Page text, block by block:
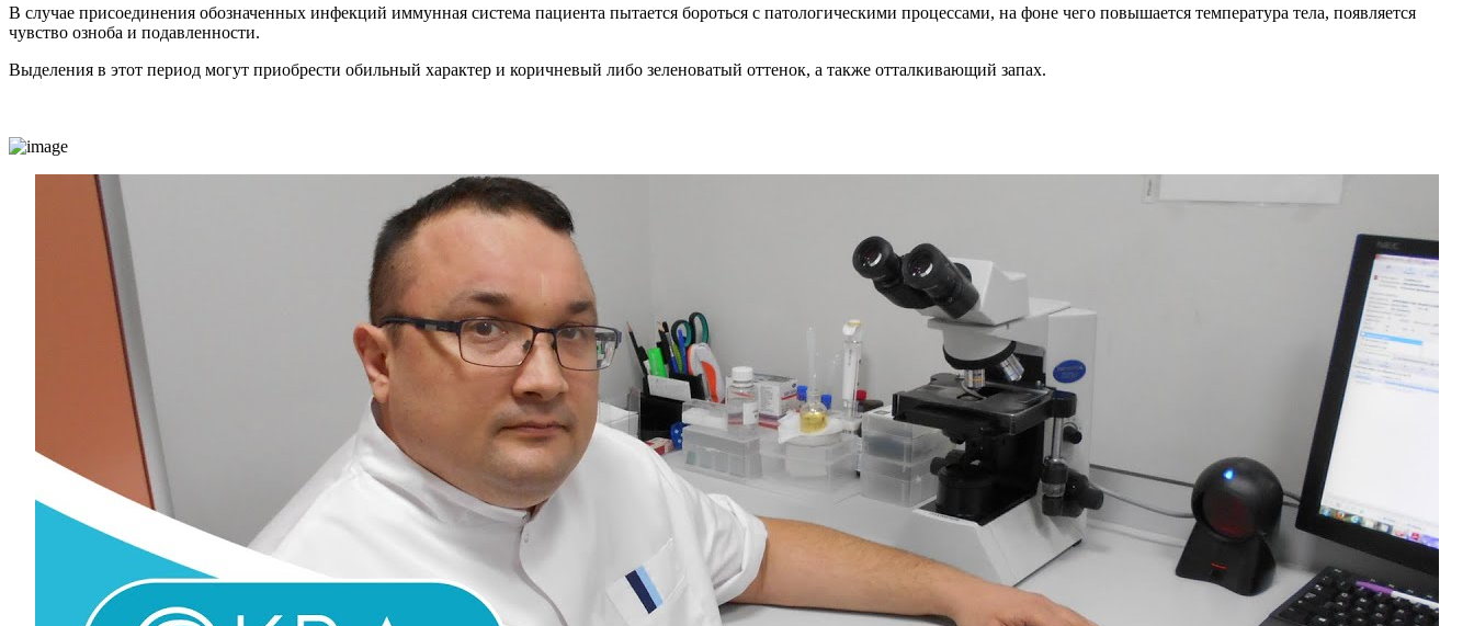
В случае присоединения обозначенных инфекций иммунная система пациента пытается бороться с патологическими процессами, на фоне чего повышается температура тела, появляется
чувство озноба и подавленности.
Выделения в этот период могут приобрести обильный характер и коричневый либо зеленоватый оттенок, а также отталкивающий запах.